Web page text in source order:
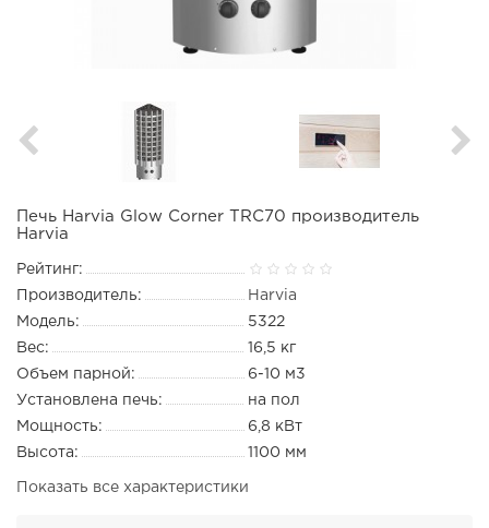
Печь Harvia Glow Corner TRC70 производитель
Harvia
Рейтинг:
Производитель:
Harvia
Модель:
5322
Вес:
16,5 кг
Объем парной:
6-10 м3
Установлена печь:
на пол
Мощность:
6,8 кВт
Высота:
1100 мм
Показать все характеристики